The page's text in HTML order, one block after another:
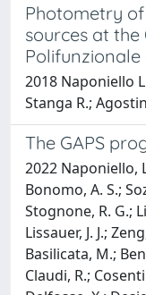
Photometry
sources at
Polifunzionale
2018 Naponiello
Stanga R.;
The GAPS
2022 Naponiello,
Bonomo, A. S.;
Stognone, R. G.;
Lissauer, J. J.;
Basilicata, M.;
Claudi, R.;